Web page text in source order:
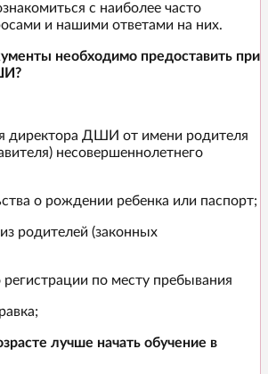
с наиболее часто
и нашими ответами на них.
необходимо предоставить при
директора ДШИ от имени родителя
несовершеннолетнего
о рождении ребенка или паспорт;
родителей (законных
по месту пребывания
лучше начать обучение в